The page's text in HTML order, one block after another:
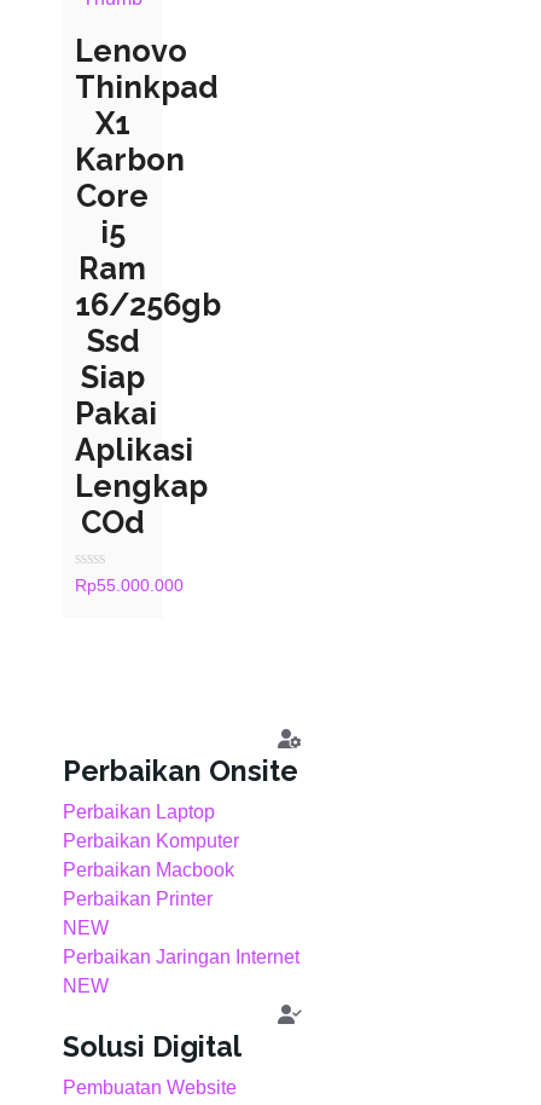
Lenovo
Thinkpad
X1
Karbon
Core
i5
Ram
16/256gb
Ssd
Siap
Pakai
Aplikasi
Lengkap
COd
Rated
Rp55.000.000
Perbaikan Onsite
Perbaikan Laptop
Perbaikan Komputer
Perbaikan Macbook
Perbaikan Printer
NEW
Perbaikan Jaringan Internet
NEW
Solusi Digital
Pembuatan Website